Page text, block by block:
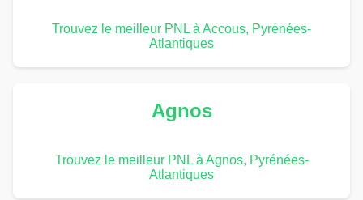
Trouvez le meilleur PNL à Accous, Pyrénées-
Atlantiques
Agnos
Trouvez le meilleur PNL à Agnos, Pyrénées-
Atlantiques